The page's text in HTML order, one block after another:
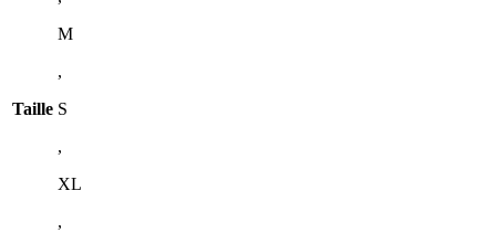
Taille
M
,
S
,
XL
,